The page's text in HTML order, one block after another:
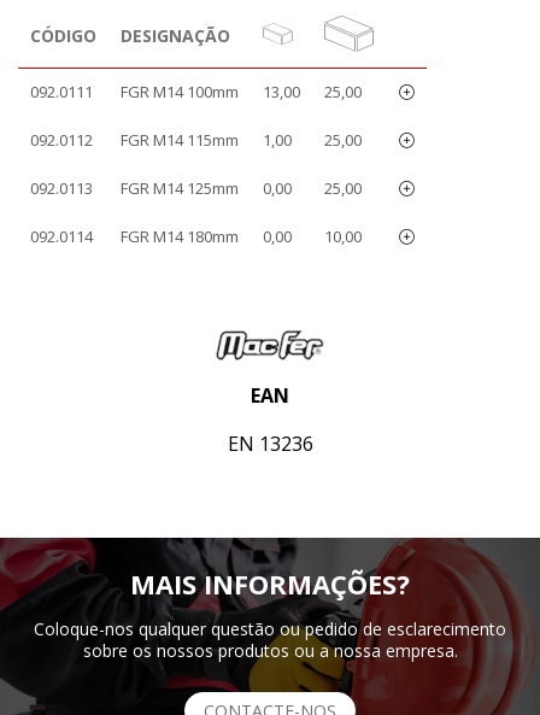
CÓDIGO DESIGNAÇÃO
092.0111 FGR M14 100mm 13,00 25,00
092.0112 FGR M14 115mm 1,00 25,00
092.0113 FGR M14 125mm 0,00 25,00
092.0114 FGR M14 180mm 0,00 10,00
EAN
EN 13236
MAIS INFORMAÇÕES?
Coloque-nos qualquer questão ou pedido de esclarecimento
sobre os nossos produtos ou a nossa empresa.